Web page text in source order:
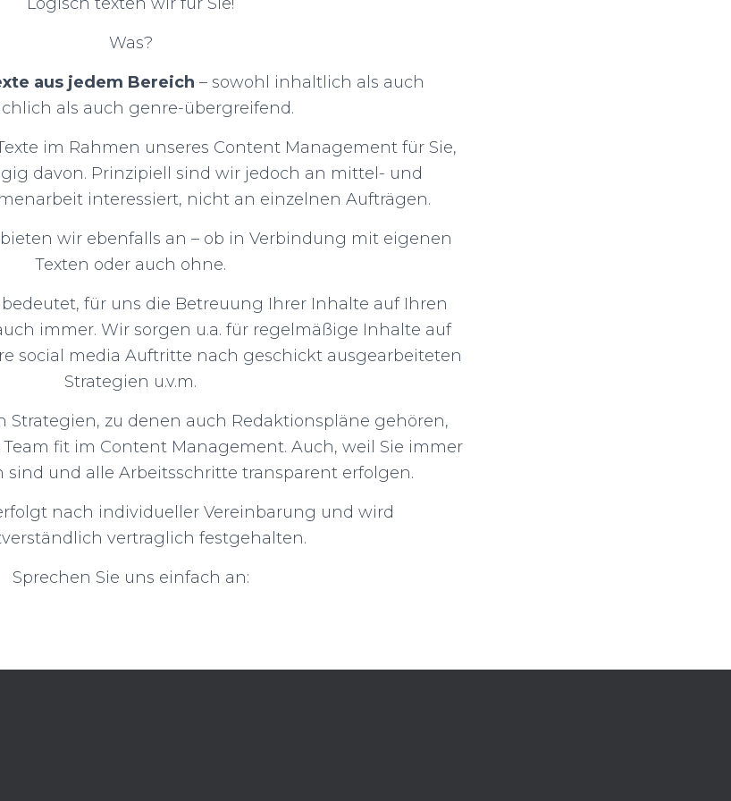
Was?
aus jedem Bereich – sowohl inhaltlich als auch
als auch genre-übergreifend.
im Rahmen unseres Content Management für Sie,
davon. Prinzipiell sind wir jedoch an mittel- und
interessiert, nicht an einzelnen Aufträgen.
bieten wir ebenfalls an – ob in Verbindung mit eigenen
Texten oder auch ohne.
für uns die Betreuung Ihrer Inhalte auf Ihren
immer. Wir sorgen u.a. für regelmäßige Inhalte auf
social media Auftritte nach geschickt ausgearbeiteten
Strategien u.v.m.
Strategien, zu denen auch Redaktionspläne gehören,
fit im Content Management. Auch, weil Sie immer
sind und alle Arbeitsschritte transparent erfolgen.
nach individueller Vereinbarung und wird
vertraglich festgehalten.
Sprechen Sie uns einfach an: